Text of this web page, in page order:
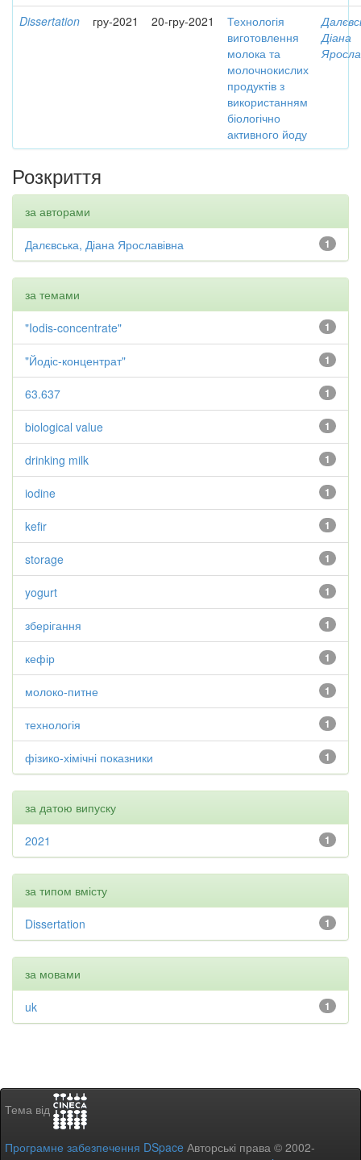
Dissertation гру-2021 20-гру-2021
Технологія
виготовлення
молока та
молочнокислих
продуктів з
використанням
біологічно
активного йоду
Діана
Розкриття
за авторами
1
Далєвська, Діана Ярославівна
за темами
1
"Iodis-concentrate"
1
"Йодіс-концентрат"
1
63.637
1
biological value
1
drinking milk
1
iodine
1
kefir
1
storage
1
yogurt
1
зберігання
1
кефір
1
молоко-питне
1
технологія
1
фізико-хімічні показники
за датою випуску
1
2021
за типом вмісту
1
Dissertation
за мовами
1
uk
Тема від
Програмне забезпечення DSpace Авторські права © 2002-